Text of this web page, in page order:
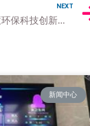
NEXT
智慧环保科技创新，为地球环境健康注入新活力
新闻中心